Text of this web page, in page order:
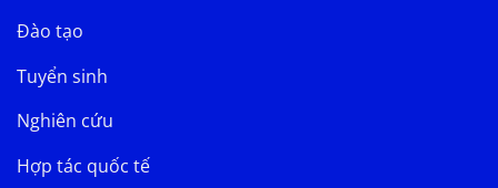
Đào tạo
Tuyển sinh
Nghiên cứu
Hợp tác quốc tế